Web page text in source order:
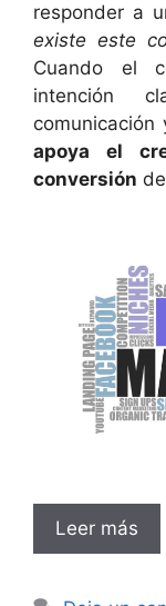
responder a
existe este
Cuando el
intención
comunicación
apoya el
conversión
Leer más